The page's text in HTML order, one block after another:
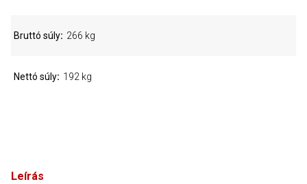
Leírás
Bruttó súly 266 kg
Nettó súly 192 kg